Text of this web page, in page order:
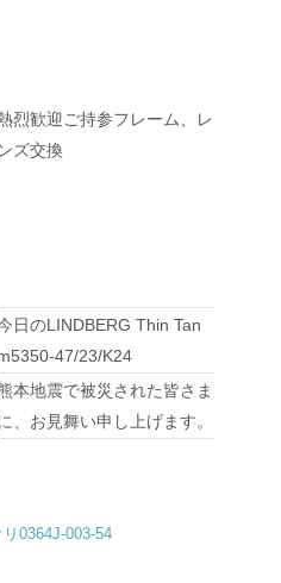
烈歓迎ご持参フレーム、レ
ンズ交換
日のLINDBERG Thin Tan
47/23/K24
本地震で被災された皆さま
、お見舞い申し上げます。
0364J-003-54